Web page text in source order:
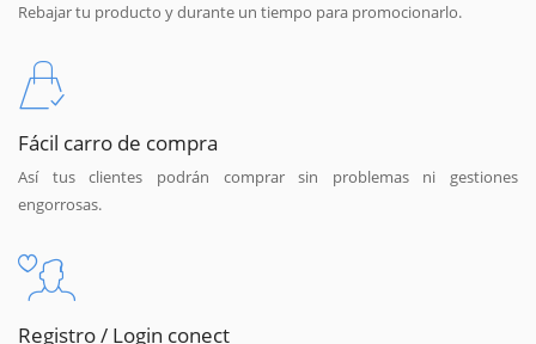
Rebajar tu producto y durante un tiempo para promocionarlo.
Fácil carro de compra
Así tus clientes podrán comprar sin problemas ni gestiones
engorrosas.
Registro / Login conect